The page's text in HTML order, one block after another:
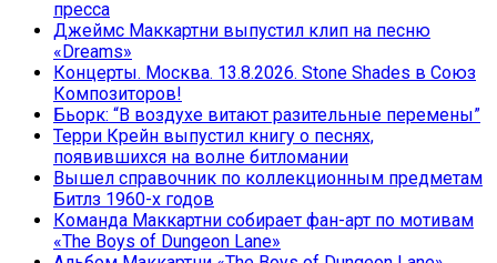
пресса
Джеймс Маккартни выпустил клип на песню
«Dreams»
Концерты. Москва. 13.8.2026. Stone Shades в Союз
Композиторов!
Бьорк: “В воздухе витают разительные перемены”
Терри Крейн выпустил книгу о песнях,
появившихся на волне битломании
Вышел справочник по коллекционным предметам
Битлз 1960-х годов
Команда Маккартни собирает фан-арт по мотивам
«The Boys of Dungeon Lane»